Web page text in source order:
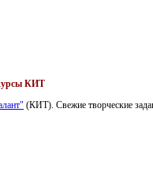
КИТ
(КИТ). Свежие творческие